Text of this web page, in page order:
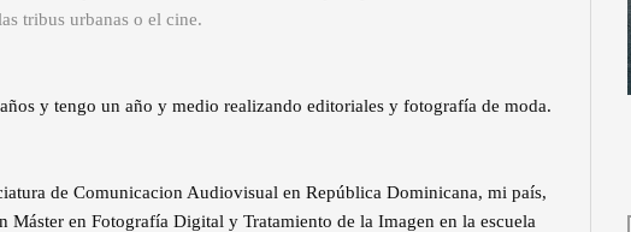
tribus urbanas o el cine.
y tengo un año y medio realizando editoriales y fotografía de moda.
de Comunicacion Audiovisual en República Dominicana, mi país,
Máster en Fotografía Digital y Tratamiento de la Imagen en la escuela